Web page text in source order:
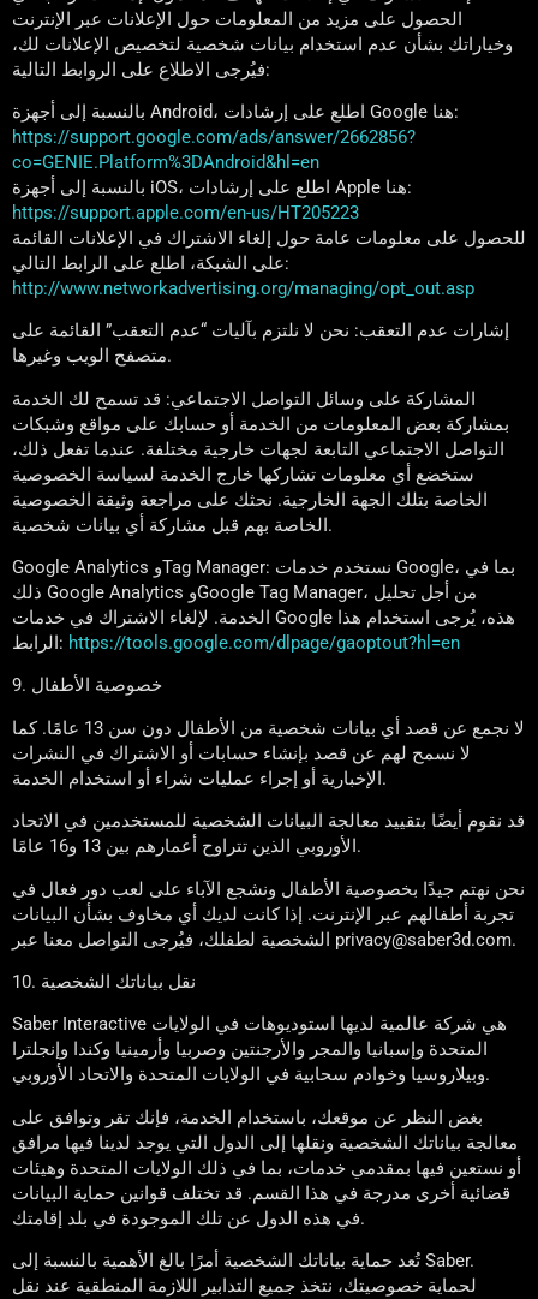
الحصول على مزيد من المعلومات حول الإعلانات عبر الإنترنت
وخياراتك بشأن عدم استخدام بيانات شخصية لتخصيص الإعلانات لك،
فيُرجى الاطلاع على الروابط التالية:
بالنسبة إلى أجهزة Android، اطلع على إرشادات Google هنا:
https://support.google.com/ads/answer/2662856?
co=GENIE.Platform%3DAndroid&hl=en
بالنسبة إلى أجهزة iOS، اطلع على إرشادات Apple هنا:
https://support.apple.com/en-us/HT205223
للحصول على معلومات عامة حول إلغاء الاشتراك في الإعلانات القائمة
على الشبكة، اطلع على الرابط التالي:
http://www.networkadvertising.org/managing/opt_out.asp
إشارات عدم التعقب: نحن لا نلتزم بآليات “عدم التعقب” القائمة على
متصفح الويب وغيرها.
المشاركة على وسائل التواصل الاجتماعي: قد تسمح لك الخدمة
بمشاركة بعض المعلومات من الخدمة أو حسابك على مواقع وشبكات
التواصل الاجتماعي التابعة لجهات خارجية مختلفة. عندما تفعل ذلك،
ستخضع أي معلومات تشاركها خارج الخدمة لسياسة الخصوصية
الخاصة بتلك الجهة الخارجية. نحثك على مراجعة وثيقة الخصوصية
الخاصة بهم قبل مشاركة أي بيانات شخصية.
Google Analytics وTag Manager: نستخدم خدمات Google، بما في
ذلك Google Analytics وGoogle Tag Manager، من أجل تحليل
الخدمة. لإلغاء الاشتراك في خدمات Google هذه، يُرجى استخدام هذا
الرابط: https://tools.google.com/dlpage/gaoptout?hl=en
9. خصوصية الأطفال
لا نجمع عن قصد أي بيانات شخصية من الأطفال دون سن 13 عامًا. كما
لا نسمح لهم عن قصد بإنشاء حسابات أو الاشتراك في النشرات
الإخبارية أو إجراء عمليات شراء أو استخدام الخدمة.
قد نقوم أيضًا بتقييد معالجة البيانات الشخصية للمستخدمين في الاتحاد
الأوروبي الذين تتراوح أعمارهم بين 13 و16 عامًا.
نحن نهتم جيدًا بخصوصية الأطفال ونشجع الآباء على لعب دور فعال في
تجربة أطفالهم عبر الإنترنت. إذا كانت لديك أي مخاوف بشأن البيانات
الشخصية لطفلك، فيُرجى التواصل معنا عبر privacy@saber3d.com.
10. نقل بياناتك الشخصية
Saber Interactive هي شركة عالمية لديها استوديوهات في الولايات
المتحدة وإسبانيا والمجر والأرجنتين وصربيا وأرمينيا وكندا وإنجلترا
وبيلاروسيا وخوادم سحابية في الولايات المتحدة والاتحاد الأوروبي.
بغض النظر عن موقعك، باستخدام الخدمة، فإنك تقر وتوافق على
معالجة بياناتك الشخصية ونقلها إلى الدول التي يوجد لدينا فيها مرافق
أو نستعين فيها بمقدمي خدمات، بما في ذلك الولايات المتحدة وهيئات
قضائية أخرى مدرجة في هذا القسم. قد تختلف قوانين حماية البيانات
في هذه الدول عن تلك الموجودة في بلد إقامتك.
تُعد حماية بياناتك الشخصية أمرًا بالغ الأهمية بالنسبة إلى Saber.
لحماية خصوصيتك، نتخذ جميع التدابير اللازمة المنطقية عند نقل